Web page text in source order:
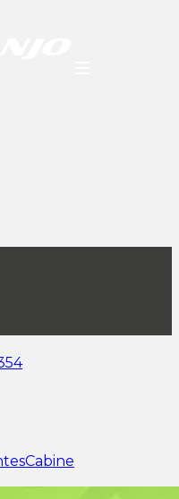
Cabine